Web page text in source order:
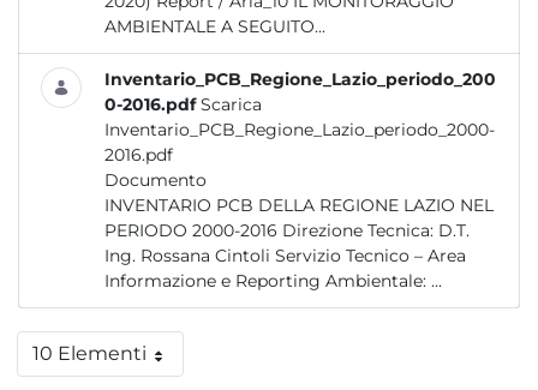
AMBIENTALE A SEGUITO...
Inventario_PCB_Regione_Lazio_periodo_200
0-2016.pdf Scarica
Inventario_PCB_Regione_Lazio_periodo_2000-
2016.pdf
Documento
INVENTARIO PCB DELLA REGIONE LAZIO NEL
PERIODO 2000-2016 Direzione Tecnica: D.T.
Ing. Rossana Cintoli Servizio Tecnico – Area
Informazione e Reporting Ambientale: ...
10 ElementiPer pagina